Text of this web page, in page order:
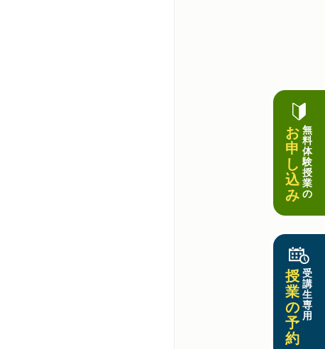
お
申
し
込
み
無
料
体
験
授
業
の
授
業
の
予
約
受
講
生
専
用